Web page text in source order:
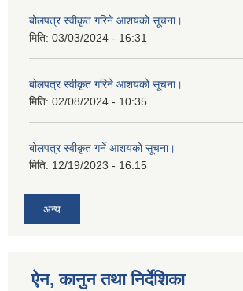
बोलपत्र स्वीकृत गरिने आशयको सूचना।
मिति: 03/03/2024 - 16:31
बोलपत्र स्वीकृत गरिने आशयको सूचना।
मिति: 02/08/2024 - 10:35
बोलपत्र स्वीकृत गर्ने आशयको सूचना।
मिति: 12/19/2023 - 16:15
अन्य
ऐन, कानुन तथा निर्देशिका